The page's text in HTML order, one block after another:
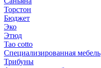
Торстон
Бюджет
Эко
Этюд
Tao cotto
Специализированная мебель
Трибуны